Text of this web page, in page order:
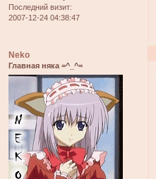
Последний визит:
2007-12-24 04:38:47
Neko
Главная няка =^_^=